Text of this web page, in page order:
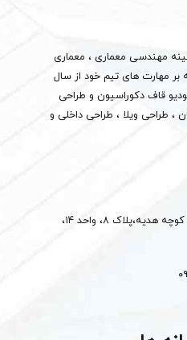
مهندسی معماری ، معماری
بر مهارت های تیم خود از سال
قاف دکوراسیون و طراحی
، طراحی ویلا ، طراحی داخلی و
شریعتی روبروی حسینه ارشاد، کوچه هدیه،پلاک ۸، واحد ۱۴،